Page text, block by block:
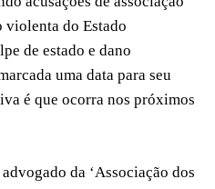
violenta do Estado
de estado e dano
uma data para seu
é que ocorra nos próximos
da ‘Associação dos